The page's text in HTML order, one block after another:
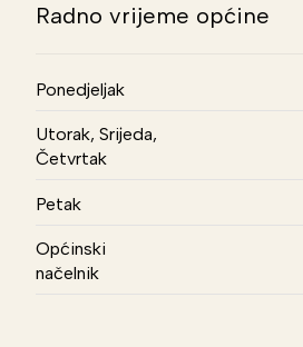
Radno vrijeme općine
Ponedjeljak
Utorak, Srijeda,
Četvrtak
Petak
Općinski
načelnik